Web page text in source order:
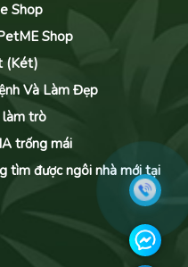
Shop
Shop
(Két)
Và Làm Đẹp
làm trò
trống mái
tìm được ngôi nhà mới tại